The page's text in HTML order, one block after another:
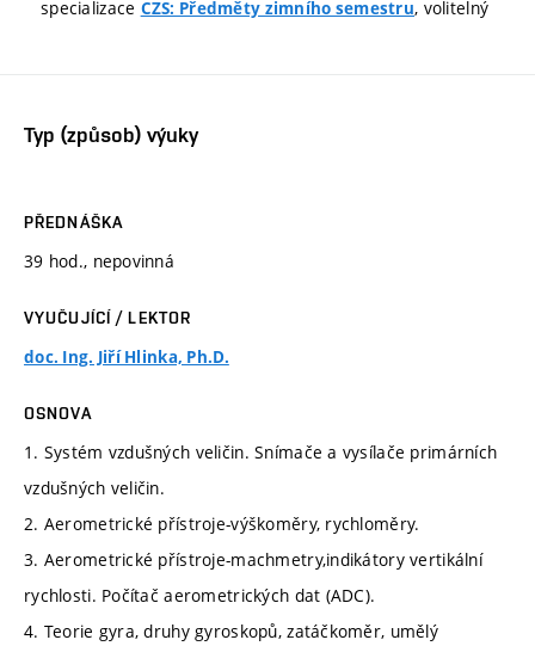
specializace CZS: Předměty zimního semestru, volitelný
Typ (způsob) výuky
PŘEDNÁŠKA
39 hod., nepovinná
VYUČUJÍCÍ / LEKTOR
doc. Ing. Jiří Hlinka, Ph.D.
OSNOVA
1. Systém vzdušných veličin. Snímače a vysílače primárních
vzdušných veličin.
2. Aerometrické přístroje-výškoměry, rychloměry.
3. Aerometrické přístroje-machmetry,indikátory vertikální
rychlosti. Počítač aerometrických dat (ADC).
4. Teorie gyra, druhy gyroskopů, zatáčkoměr, umělý